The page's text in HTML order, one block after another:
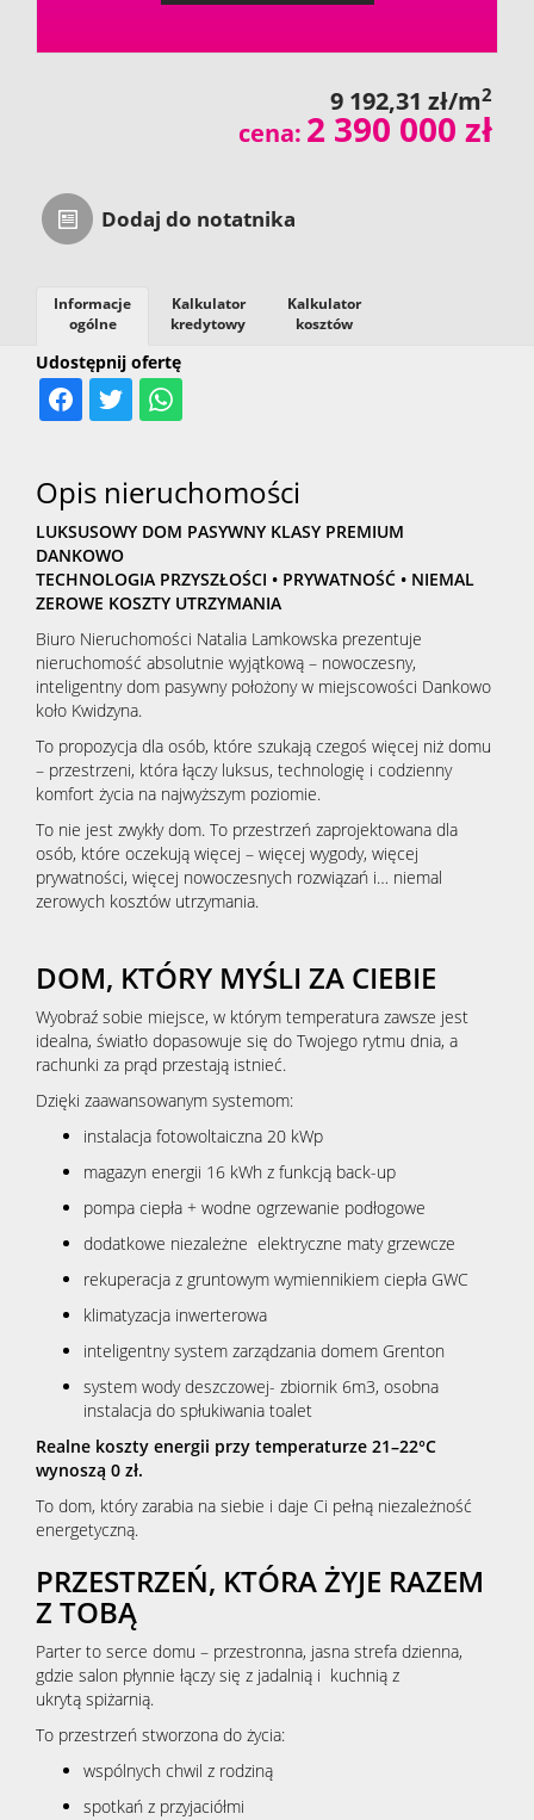
9 192,31 zł/m2
cena: 2 390 000 zł
Dodaj do notatnika
Udostępnij ofertę
Informacje
ogólne
Kalkulator
kredytowy
Kalkulator
kosztów
Opis nieruchomości
LUKSUSOWY DOM PASYWNY KLASY PREMIUM
DANKOWO
TECHNOLOGIA PRZYSZŁOŚCI • PRYWATNOŚĆ • NIEMAL
ZEROWE KOSZTY UTRZYMANIA
Biuro Nieruchomości Natalia Lamkowska prezentuje
nieruchomość absolutnie wyjątkową – nowoczesny,
inteligentny dom pasywny położony w miejscowości Dankowo
koło Kwidzyna.
To propozycja dla osób, które szukają czegoś więcej niż domu
– przestrzeni, która łączy luksus, technologię i codzienny
komfort życia na najwyższym poziomie.
To nie jest zwykły dom. To przestrzeń zaprojektowana dla
osób, które oczekują więcej – więcej wygody, więcej
prywatności, więcej nowoczesnych rozwiązań i… niemal
zerowych kosztów utrzymania.
DOM, KTÓRY MYŚLI ZA CIEBIE
Wyobraź sobie miejsce, w którym temperatura zawsze jest
idealna, światło dopasowuje się do Twojego rytmu dnia, a
rachunki za prąd przestają istnieć.
Dzięki zaawansowanym systemom:
instalacja fotowoltaiczna 20 kWp
magazyn energii 16 kWh z funkcją back-up
pompa ciepła + wodne ogrzewanie podłogowe
dodatkowe niezależne elektryczne maty grzewcze
rekuperacja z gruntowym wymiennikiem ciepła GWC
klimatyzacja inwerterowa
inteligentny system zarządzania domem Grenton
system wody deszczowej- zbiornik 6m3, osobna
instalacja do spłukiwania toalet
Realne koszty energii przy temperaturze 21–22°C
wynoszą 0 zł.
To dom, który zarabia na siebie i daje Ci pełną niezależność
energetyczną.
PRZESTRZEŃ, KTÓRA ŻYJE RAZEM
Z TOBĄ
Parter to serce domu – przestronna, jasna strefa dzienna,
gdzie salon płynnie łączy się z jadalnią i kuchnią z
ukrytą spiżarnią.
To przestrzeń stworzona do życia:
wspólnych chwil z rodziną
spotkań z przyjaciółmi